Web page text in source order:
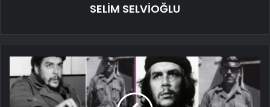
SELİM SELVİOĞLU